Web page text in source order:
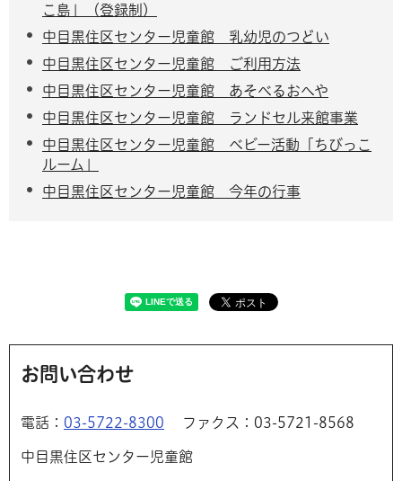
こ島」（登録制）
中目黒住区センター児童館 乳幼児のつどい
中目黒住区センター児童館 ご利用方法
中目黒住区センター児童館 あそべるおへや
中目黒住区センター児童館 ランドセル来館事業
中目黒住区センター児童館 ベビー活動「ちびっこ
ルーム」
中目黒住区センター児童館 今年の行事
お問い合わせ
電話： 03-5722-8300 ファクス：03-5721-8568
中目黒住区センター児童館